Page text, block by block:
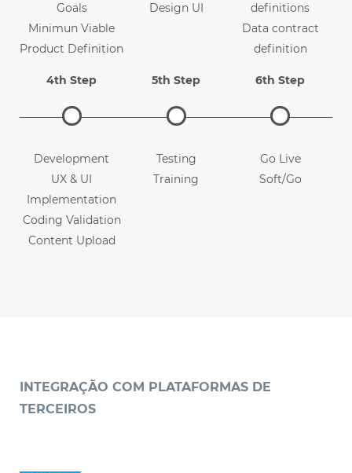
Goals
Minimun Viable
Product Definition
Discussion
Design UI
definitions
Data contract
definition
4th Step
Development
UX & UI
Implementation
Coding Validation
Content Upload
5th Step
Testing
Training
6th Step
Go Live
Soft/Go
INTEGRAÇÃO COM PLATAFORMAS DE
TERCEIROS